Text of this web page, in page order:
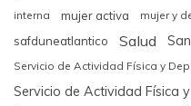
interna mujer activa mujer y
safduneatlantico
Salud
Servicio de Actividad Física y
Servicio de Actividad Física